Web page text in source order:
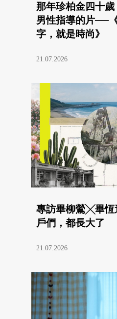
那年珍柏金四十
男性指導的片──
字，就是時尚》
21.07.2026
專訪畢柳鶯╳畢恆
戶們，都長大了
21.07.2026